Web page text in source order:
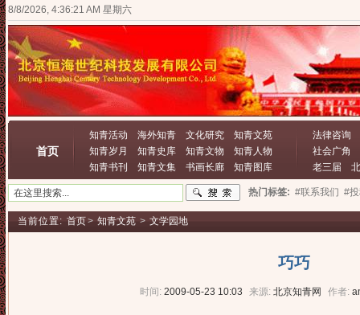
8/8/2026, 4:36:22 AM 星期六
首页
知青活动 海外知青 文化研究
知青文苑
知青岁月
知青史库 知青文物
知青人物
知青书刊
知青文集 书画长廊 知青图库
法律咨询
社会广角
老三届
热门标签: #联系我们 #
当前位置: 首页> 知青文苑 > 文学园地
巧巧
时间: 2009-05-23 10:03 来源: 北京知青网 作者: